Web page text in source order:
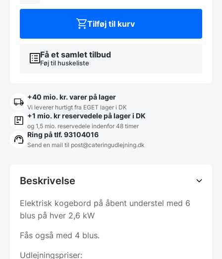
Få et samlet tilbud
Føj til huskeliste
Tilføj til kurv
+40 mio. kr. varer på lager
Vi leverer hurtigt fra EGET lager i DK
+1 mio. kr reservedele på lager i DK
og 1,5 mio. reservedele indenfor 48 timer
Ring på tlf. 93104016
Send en mail til post@cateringudlejning.dk
Beskrivelse
Elektrisk kogebord på åbent understel med 6
blus på hver 2,6 kW
Fås også med 4 blus.
Udlejningspriser: